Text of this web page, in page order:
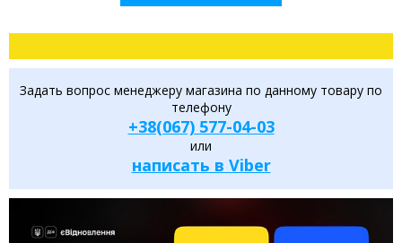
Задать вопрос менеджеру магазина по данному товару по
телефону
+38(067) 577-04-03
или
написать в Viber